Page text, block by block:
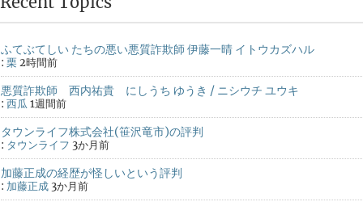
ふてぶてしい たちの悪い悪質詐欺師 伊藤一晴 イトウカズハル
: 栗 2時間前
悪質詐欺師 西内祐貴 にしうち ゆうき / ニシウチ ユウキ
: 西瓜 1週間前
タウンライフ株式会社(笹沢竜市)の評判
: タウンライフ 3か月前
加藤正成の経歴が怪しいという評判
: 加藤正成 3か月前